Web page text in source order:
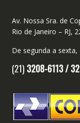
Av. Nossa Sra. de
Rio de Janeiro – RJ,
De segunda a sexta,
(21) 3208-6113 /